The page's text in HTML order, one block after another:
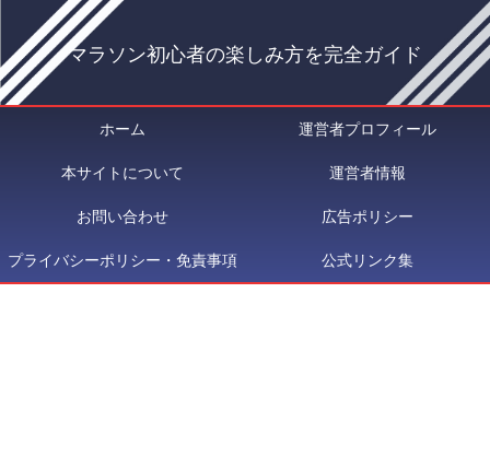
マラソン初心者の楽しみ方を完全ガイド
ホーム 運営者プロフィール
本サイトについて 運営者情報
お問い合わせ 広告ポリシー
プライバシーポリシー・免責事項 公式リンク集